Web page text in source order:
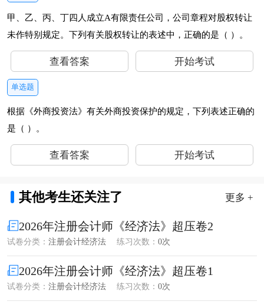
甲、乙、丙、丁四人成立A有限责任公司，公司章程对股权转让
未作特别规定。下列有关股权转让的表述中，正确的是（ ）。
查看答案 开始考试
单选题
根据《外商投资法》有关外商投资保护的规定，下列表述正确的
是（ ）。
查看答案 开始考试
其他考生还关注了 更多 +
2026年注册会计师《经济法》超压卷2
试卷分类： 注册会计经济法 练习次数： 0次
2026年注册会计师《经济法》超压卷1
试卷分类： 注册会计经济法 练习次数： 0次